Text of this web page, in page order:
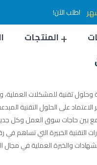
اطلب الآن!
المنتجات
وحلول تقنية للمشكلات
على الحلول التقنية
حاجات سوق العمل وكل
الخبيرة التي تساهم في رفع
والخبرة العملية في